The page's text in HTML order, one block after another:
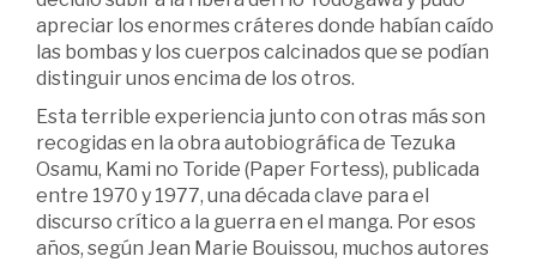
apreciar los enormes cráteres donde habían caído
las bombas y los cuerpos calcinados que se podían
distinguir unos encima de los otros.
Esta terrible experiencia junto con otras más son
recogidas en la obra autobiográfica de Tezuka
Osamu, Kami no Toride (Paper Fortess), publicada
entre 1970 y 1977, una década clave para el
discurso crítico a la guerra en el manga. Por esos
años, según Jean Marie Bouissou, muchos autores